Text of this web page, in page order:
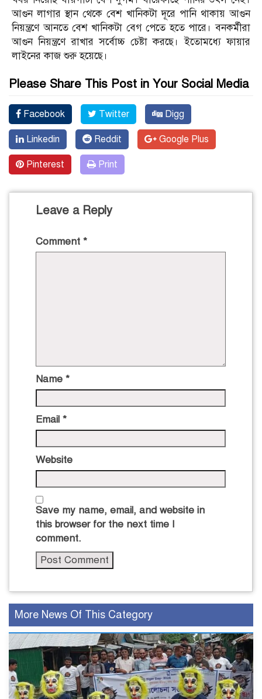
আগুন লাগার স্থান থেকে বেশ খানিকটা দূরে পানি থাকায় আগুন
নিয়ন্ত্রণে আনতে বেশ খানিকটা বেগ পেতে হতে পারে। বনকর্মীরা
আগুন নিয়ন্ত্রণে রাখার সর্বোচ্চ চেষ্টা করছে। ইতোমধ্যে ফায়ার
লাইনের কাজ শুরু হয়েছে।
Please Share This Post in Your Social Media
Facebook Twitter Digg
Linkedin Reddit Google Plus
Pinterest Print
Leave a Reply
Comment *
Name *
Email *
Website
Save my name, email, and website in
this browser for the next time I
comment.
More News Of This Category